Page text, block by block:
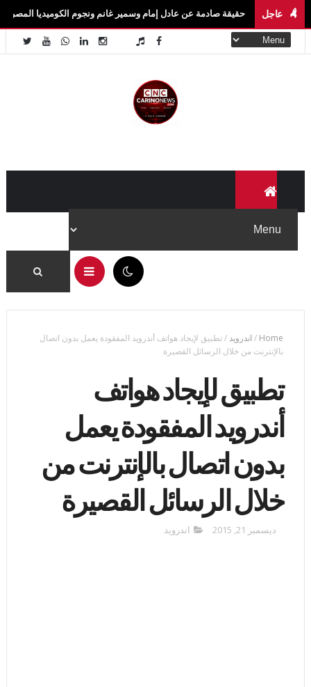
عاجل
حقيقة صادمة عن عادل إمام وسمير غانم ونجوم الكوميديا المصرية أخبار
Home
/ اندرويد/تطبيق لإيجاد هواتف أندرويد المفقودة يعمل بدون اتصال
بالإنترنت من خلال الرسائل القصيرة
تطبيق لإيجاد هواتف
أندرويد المفقودة يعمل
بدون اتصال بالإنترنت من
خلال الرسائل القصيرة
ديسمبر 21, 2015 اندرويد